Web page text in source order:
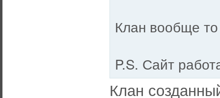
Клан вообще
P.S. Сайт
Клан